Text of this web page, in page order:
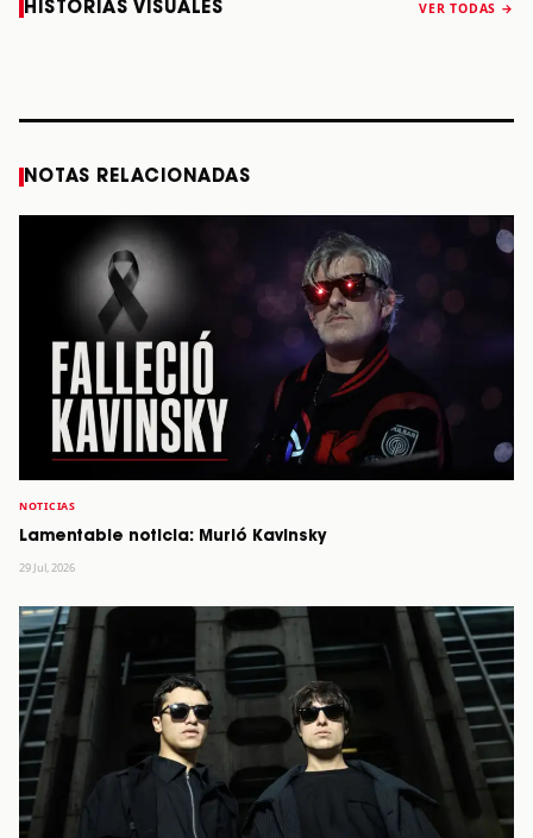
HISTORIAS VISUALES VER TODAS →
a Monterrey el
Staiti, guitarrista
anuncia “Reality
NOTAS RELACIONADAS
NOTICIAS
Lamentable noticia: Murió Kavinsky
29 Jul, 2026